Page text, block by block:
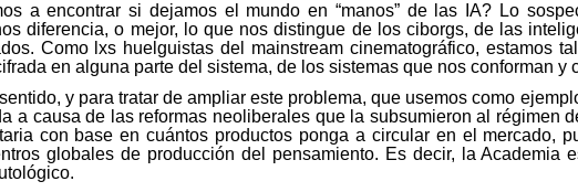
a encontrar si dejamos el mundo en “manos” de las IA? Lo
diferencia, o mejor, lo que nos distingue de los ciborgs, de las
Como lxs huelguistas del mainstream cinematográfico, estamos
en alguna parte del sistema, de los sistemas que nos conforman
y para tratar de ampliar este problema, que usemos como
a causa de las reformas neoliberales que la subsumieron al
con base en cuántos productos ponga a circular en el mercado,
globales de producción del pensamiento. Es decir, la Academia